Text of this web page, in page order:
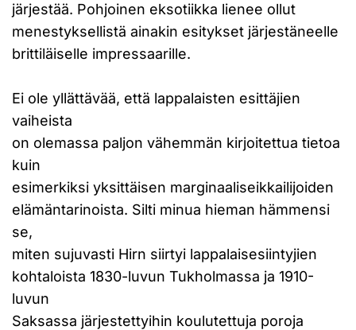
järjestää. Pohjoinen eksotiikka lienee ollut
menestyksellistä ainakin esitykset järjestäneelle
brittiläiselle impressaarille.
Ei ole yllättävää, että lappalaisten esittäjien
vaiheista
on olemassa paljon vähemmän kirjoitettua tietoa
kuin
esimerkiksi yksittäisen marginaaliseikkailijoiden
elämäntarinoista. Silti minua hieman hämmensi
se,
miten sujuvasti Hirn siirtyi lappalaisesiintyjien
kohtaloista 1830-luvun Tukholmassa ja 1910-
luvun
Saksassa järjestettyihin koulutettuja poroja